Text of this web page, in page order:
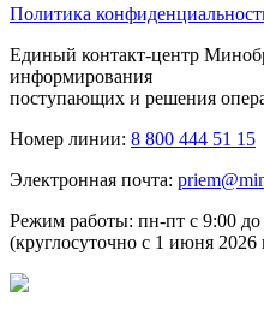
Политика
Единый контакт-центр
информирования
поступающих и решения
Номер линии: 8 800 444 51 15
Электронная почта:
Режим работы: пн-пт с 9:00 до
(круглосуточно с 1 июня 2026